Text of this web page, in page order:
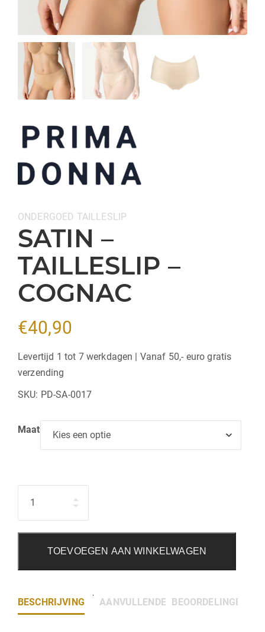
Categorieën:
ONDERGOED TAILLESLIP
SATIN –
TAILLESLIP –
COGNAC
€40,90
Levertijd 1 tot 7 werkdagen | Vanaf 50,- euro gratis
verzending
SKU: PD-SA-0017
Maat
TOEVOEGEN AAN WINKELWAGEN
BESCHRIJVING AANVULLENDE INFORMATIE
BEOORDELINGEN (0)